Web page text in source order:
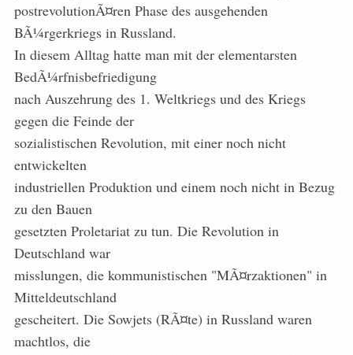
postrevolutionÃ¤ren Phase des ausgehenden
BÃ¼rgerkriegs in Russland.
In diesem Alltag hatte man mit der elementarsten
BedÃ¼rfnisbefriedigung
nach Auszehrung des 1. Weltkriegs und des Kriegs
gegen die Feinde der
sozialistischen Revolution, mit einer noch nicht
entwickelten
industriellen Produktion und einem noch nicht in Bezug
zu den Bauen
gesetzten Proletariat zu tun. Die Revolution in
Deutschland war
misslungen, die kommunistischen "MÃ¤rzaktionen" in
Mitteldeutschland
gescheitert. Die Sowjets (RÃ¤te) in Russland waren
machtlos, die